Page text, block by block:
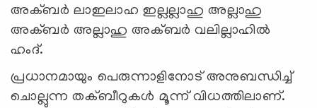
അക്ബര്‍ ലാഇലാഹ ഇല്ലല്ലാഹു അല്ലാഹു
അക്ബര്‍ അല്ലാഹു അക്ബര്‍ വലില്ലാഹില്‍
ഹംദ്.
പ്രധാനമായും പെരുന്നാളിനോട് അനുബന്ധിച്ച്
ചൊല്ലുന്ന തക്ബീറുകള്‍ മൂന്ന് വിധത്തിലാണ്.